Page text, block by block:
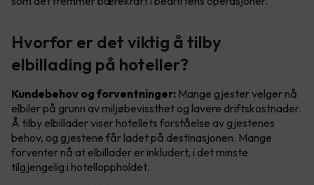
Hvorfor er det viktig å tilby
elbillading på hoteller?
Kundebehov og forventninger: Mange gjester velger nå
elbiler på grunn av miljøbevissthet og lavere driftskostnader.
Å tilby elbillader viser hotellets forståelse av gjestenes
behov, og gjestene får ladet på destinasjonen. Mange
forventer nå at elbillader er inkludert, i det minste
tilgjengelig i hotelloppholdet.